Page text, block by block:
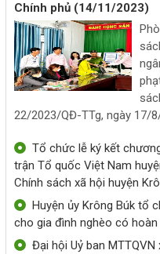
Phòng Giao dịch Ngân
tiếp tục triển khai và giải
phạt tù được vay vốn tín
định số 22/2023/QĐ-TTg,
Chính phủ về tín dụng đối
tù.
Nguồn vốn tín dụng chính
nghèo và các đối tượng
xã Krông Búk vươn lên
(14/05/2026, 00:00)
Chính phủ (14/11/2023)
22/2023/QĐ-TTg, ngày 17/
Tổ chức lễ ký kết
trận Tổ quốc Việt Nam
Chính sách xã hội huyện
Huyện ủy Krông Búk tổ
cho gia đình nghèo có
Đại hội Uỷ ban